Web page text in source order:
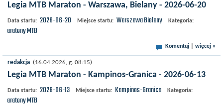
Legia MTB Maraton - Warszawa, Bielany - 2026-06-20
Data startu: 2026-06-20 Miejsce startu: WarszawaBielany Kategoria:
Maratony MTB
Komentuj więcej »
redakcja (16.04.2026, g. 08:15)
Legia MTB Maraton - Kampinos-Granica - 2026-06-13
Data startu: 2026-06-13 Miejsce startu: Kampinos-Granica Kategoria:
Maratony MTB